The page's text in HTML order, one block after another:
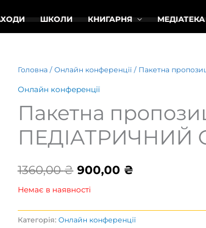
ШКОЛИ КНИГАРНЯ МЕДІАТЕКА
Головна / Онлайн конференції/ Пакетна
Онлайн конференції
Пакетна
ПЕДІАТРИЧНИЙ
1360,00₴ Оригінальна
ціна:
1360,00 ₴.
900,00 ₴Поточна
900,00 ₴.
Немає в наявності
Категорія: Онлайн конференції